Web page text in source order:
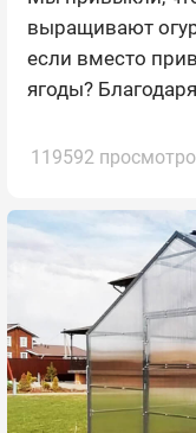
выращивают
если вместо
ягоды?
119592